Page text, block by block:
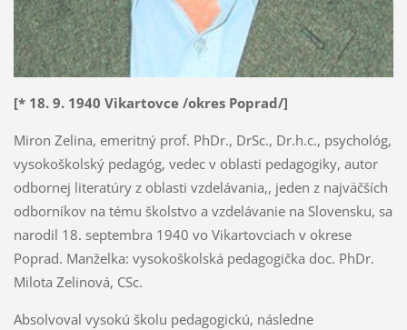
[* 18. 9. 1940 Vikartovce /okres Poprad/]
Miron Zelina, emeritný prof. PhDr., DrSc., Dr.h.c., psychológ,
vysokoškolský pedagóg, vedec v oblasti pedagogiky, autor
odbornej literatúry z oblasti vzdelávania,, jeden z najväčších
odborníkov na tému školstvo a vzdelávanie na Slovensku, sa
narodil 18. septembra 1940 vo Vikartovciach v okrese
Poprad. Manželka: vysokoškolská pedagogička doc. PhDr.
Milota Zelinová, CSc.
Absolvoval vysokú školu pedagogickú, následne